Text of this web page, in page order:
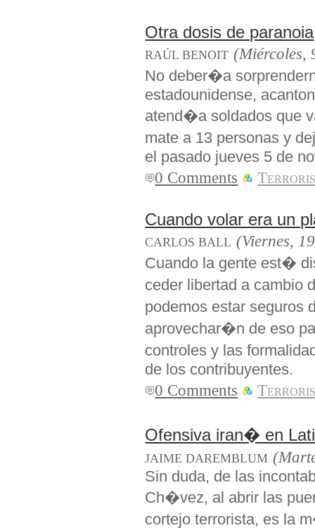
Otra dosis de paranoia
RAÚL BENOIT (Miércoles,
No deber�a
estadounidense,
atend�a soldados que
mate a 13 personas y
el pasado jueves 5 de
0 Comments
Cuando volar era un
CARLOS BALL (Viernes,
Cuando la gente est�
ceder libertad a cambio
podemos estar seguros
aprovechar�n de eso
controles y las
de los contribuyentes.
0 Comments
Ofensiva iran� en
JAIME DAREMBLUM
Sin duda, de las
Ch�vez, al abrir las
cortejo terrorista, es la